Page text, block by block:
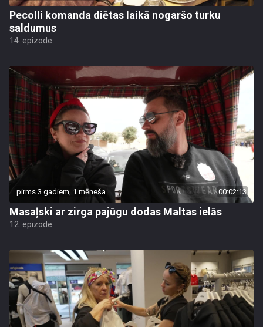
Pecolli komanda diētas laikā nogaršo turku
saldumus
14. epizode
pirms 3 gadiem, 1 mēneša 00:02:13
Masaļski ar zirga pajūgu dodas Maltas ielās
12. epizode